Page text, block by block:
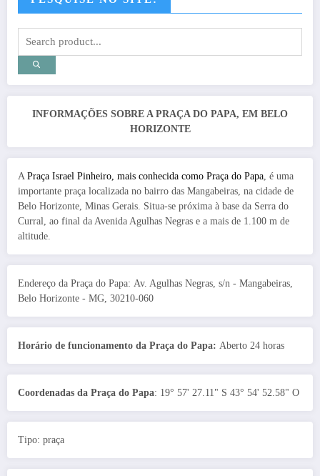
INFORMAÇÕES SOBRE A PRAÇA DO PAPA, EM BELO
HORIZONTE
A Praça Israel Pinheiro, mais conhecida como Praça do Papa , é uma
importante praça localizada no bairro das Mangabeiras, na cidade de
Belo Horizonte, Minas Gerais. Situa-se próxima à base da Serra do
Curral, ao final da Avenida Agulhas Negras e a mais de 1.100 m de
altitude.
Endereço da Praça do Papa: Av. Agulhas Negras, s/n - Mangabeiras,
Belo Horizonte - MG, 30210-060
Horário de funcionamento da Praça do Papa: Aberto 24 horas
Coordenadas da Praça do Papa: 19° 57' 27.11" S 43° 54' 52.58" O
Tipo: praça